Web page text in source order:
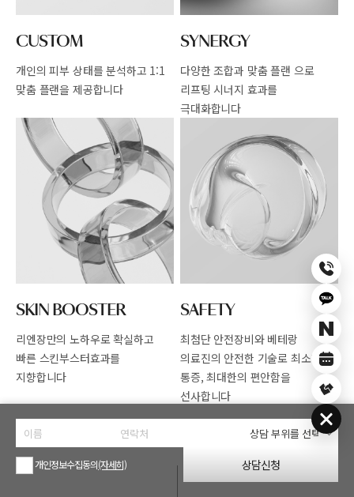
CUSTOM
개인의 피부 상태를 분석하고 1:1
맞춤 플랜을 제공합니다
SYNERGY
다양한 조합과 맞춤 플랜 으로
리프팅 시너지 효과를
극대화합니다
SKIN BOOSTER
리엔장만의 노하우로 확실하고
빠른 스킨부스터효과를
지향합니다
SAFETY
최첨단 안전장비와 베테랑
의료진의 안전한 기술로 최소한의
통증, 최대한의 편안함을
선사합니다
개인정보수집동의(자세히) 상담신청